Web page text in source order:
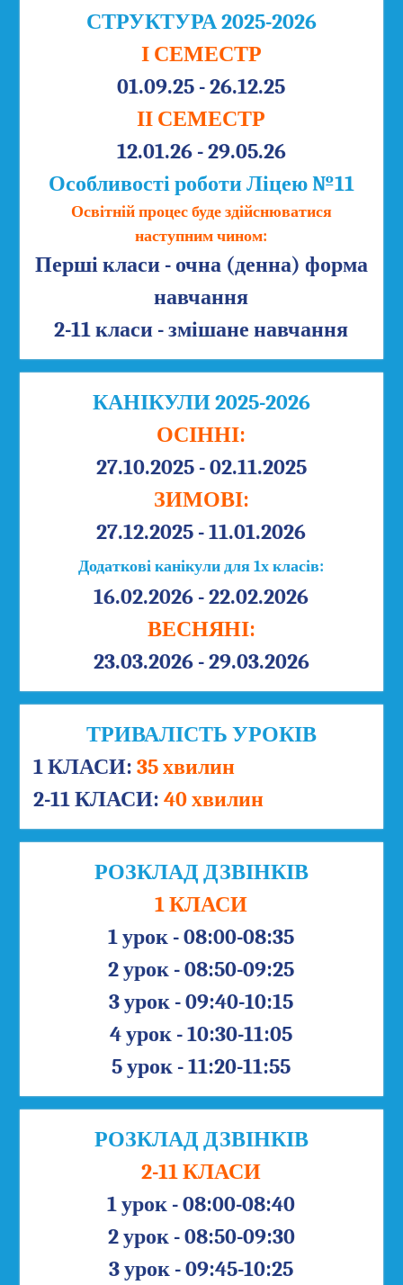
СТРУКТУРА 2025-2026
І СЕМЕСТР
01.09.25 - 26.12.25
ІІ СЕМЕСТР
12.01.26 - 29.05.26
Особливості роботи Ліцею №11
Освітній процес буде здійснюватися
наступним чином:
Перші класи - очна (денна) форма
навчання
2-11 класи - змішане навчання
КАНІКУЛИ 2025-2026
ОСІННІ:
27.10.2025 - 02.11.2025
ЗИМОВІ:
27.12.2025 - 11.01.2026
Додаткові канікули для 1х класів:
16.02.2026 - 22.02.2026
ВЕСНЯНІ:
23.03.2026 - 29.03.2026
ТРИВАЛІСТЬ УРОКІВ
1 КЛАСИ: 35 хвилин
2-11 КЛАСИ: 40 хвилин
РОЗКЛАД ДЗВІНКІВ
1 КЛАСИ
1 урок - 08:00-08:35
2 урок - 08:50-09:25
3 урок - 09:40-10:15
4 урок - 10:30-11:05
5 урок - 11:20-11:55
РОЗКЛАД ДЗВІНКІВ
2-11 КЛАСИ
1 урок - 08:00-08:40
2 урок - 08:50-09:30
3 урок - 09:45-10:25